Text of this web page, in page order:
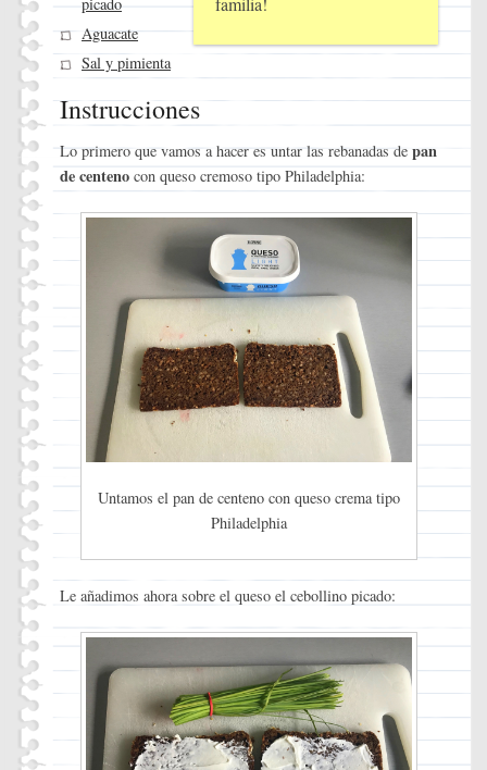
picado
Aguacate
Sal y pimienta
Instrucciones
Lo primero que vamos a hacer es untar las rebanadas depan
de centenocon queso cremoso tipo Philadelphia:
Untamos el pan de centeno con queso crema tipo
Philadelphia
Le añadimos ahora sobre el queso el cebollino picado: